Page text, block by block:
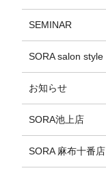
SEMINAR
SORA salon style
お知らせ
SORA池上店
SORA 麻布十番店